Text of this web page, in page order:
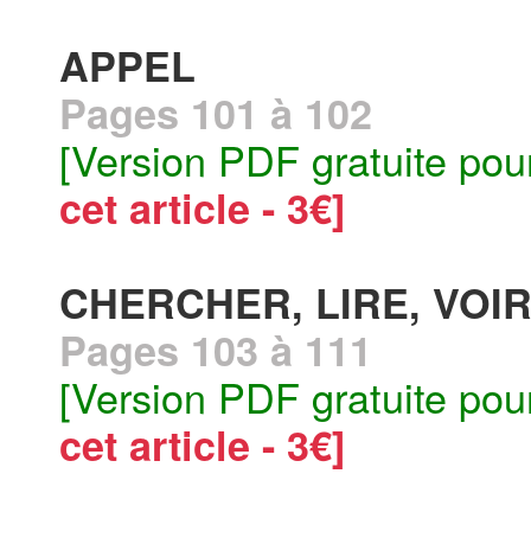
APPEL
Pages 101 à 102
[Version PDF gratuite
cet article - 3€]
CHERCHER, LIRE,
Pages 103 à 111
[Version PDF gratuite
cet article - 3€]